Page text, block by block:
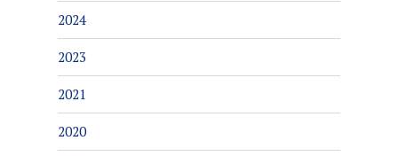
2024
2023
2021
2020